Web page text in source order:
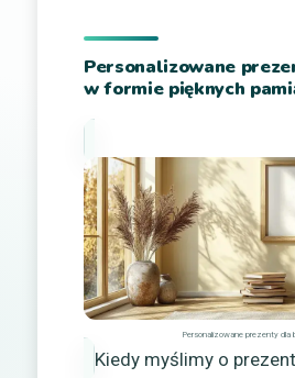
Personalizowane
w formie pięknych
Personalizowane prezenty dla
Kiedy myślimy o